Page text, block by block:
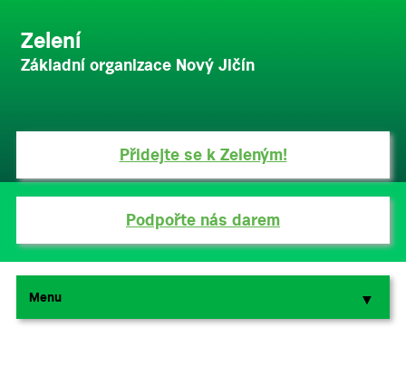
Zelení
Základní organizace Nový Jičín
Přidejte se k Zeleným!
Podpořte nás darem
Menu ▼
▼